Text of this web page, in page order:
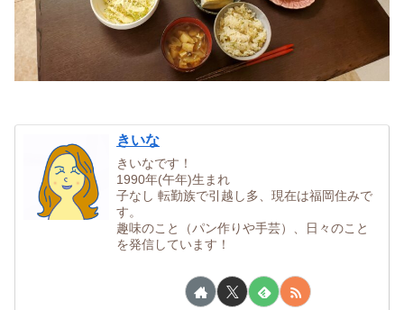
きいな
きいなです！
1990年(午年)生まれ
子なし 転勤族で引越し多、現在は福岡住みで
す。
趣味のこと（パン作りや手芸）、日々のこと
を発信しています！